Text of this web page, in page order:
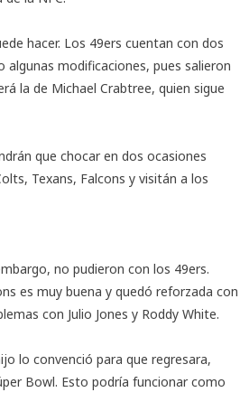
hacer. Los 49ers cuentan con dos
algunas modificaciones, pues salieron
la de Michael Crabtree, quien sigue
que chocar en dos ocasiones
Texans, Falcons y visitán a los
no pudieron con los 49ers.
es muy buena y quedó reforzada con
con Julio Jones y Roddy White.
lo convenció para que regresara,
Bowl. Esto podría funcionar como